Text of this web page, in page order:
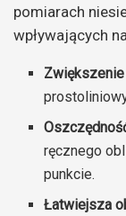
pomiarach
wpływających
ręcznego
punkcie.
Łatwiejsza